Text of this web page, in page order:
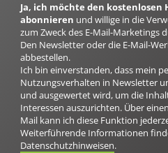
Ja, ich möchte den
abonnieren und willige in die
zum Zweck des E-Mail-Marketings
Den Newsletter oder die E-Mail-
abbestellen.
Ich bin einverstanden, dass mein
Nutzungsverhalten in Newsletter
und ausgewertet wird, um die
Interessen auszurichten. Über
Mail kann ich diese Funktion
Weiterführende Informationen
Datenschutzhinweisen.